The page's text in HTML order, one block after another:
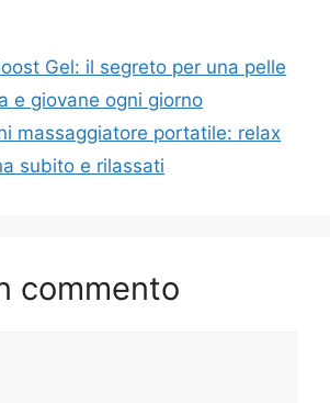
Gel: il segreto per una pelle
e giovane ogni giorno
massaggiatore portatile: relax
subito e rilassati
commento